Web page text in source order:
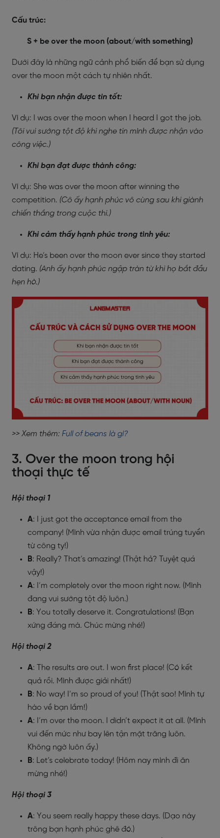
Cấu trúc:
S + be over the moon (about/with something)
Dưới đây là những ngữ cảnh phổ biến để bạn sử dụng
over the moon một cách tự nhiên nhất.
Khi bạn nhận được tin tốt:
Ví dụ: I was over the moon when I heard I got the job.
(Tôi vui sướng tột độ khi nghe tin mình được nhận vào
công việc.)
Khi bạn đạt được thành công:
Ví dụ: She was over the moon after winning the
competition. (Cô ấy hạnh phúc vô cùng sau khi giành
chiến thắng trong cuộc thi.)
Khi cảm thấy hạnh phúc trong tình yêu:
Ví dụ: He’s been over the moon ever since they started
dating. (Anh ấy hạnh phúc ngập tràn từ khi họ bắt đầu
hẹn hò.)
>> Xem thêm: Full of beans là gì?
3. Over the moon trong hội
thoại thực tế
Hội thoại 1
A: I just got the acceptance email from the
company! (Mình vừa nhận được email trúng tuyển
từ công ty!)
B: Really? That’s amazing! (Thật hả? Tuyệt quá
vậy!)
A: I’m completely over the moon right now. (Mình
đang vui sướng tột độ luôn.)
B: You totally deserve it. Congratulations! (Bạn
xứng đáng mà. Chúc mừng nhé!)
Hội thoại 2
A: The results are out. I won first place! (Có kết
quả rồi. Mình được giải nhất!)
B: No way! I’m so proud of you! (Thật sao! Mình tự
hào về bạn lắm!)
A: I’m over the moon. I didn’t expect it at all. (Mình
vui đến mức như bay lên tận mặt trăng luôn.
Không ngờ luôn ấy.)
B: Let’s celebrate today! (Hôm nay mình đi ăn
mừng nhé!)
Hội thoại 3
A: You seem really happy these days. (Dạo này
trông bạn hạnh phúc ghê đó.)